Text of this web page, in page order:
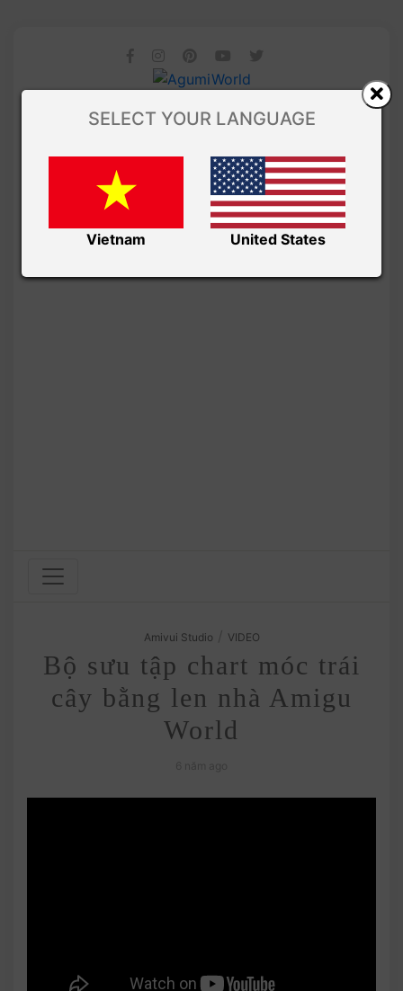
Amivui Studio VIDEO
Bộ sưu tập chart móc trái
cây bằng len nhà Amigu
World
SELECT YOUR LANGUAGE
Vietnam United States